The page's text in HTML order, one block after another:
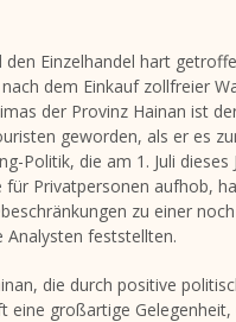
Einzelhandel hart
dem Einkauf zollfreier
der Provinz Hainan ist
geworden, als er es
Politik, die am 1. Juli
Privatpersonen aufhob,
zu einer
Analysten feststellten.
die durch positive
eine großartige Gelegenheit,